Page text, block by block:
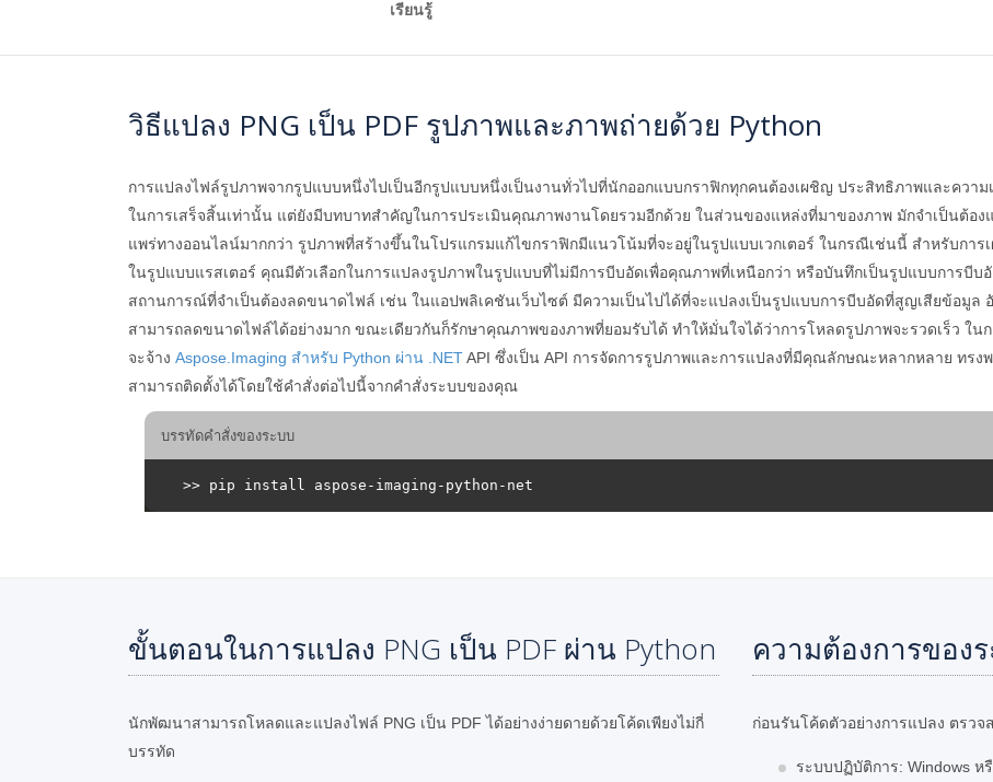
เรียนรู้
วิธีแปลง PNG เป็น PDF รูปภาพและภาพถ่ายด้วย Python
การแปลงไฟล์รูปภาพจากรูปแบบหนึ่งไปเป็นอีกรูปแบบหนึ่งเป็นงานทั่วไปที่นักออกแบบกราฟิกทุกคนต้องเผชิญ ประสิทธิภาพและความ
ในการเสร็จสิ้นเท่านั้น แต่ยังมีบทบาทสำคัญในการประเมินคุณภาพงานโดยรวมอีกด้วย ในส่วนของแหล่งที่มาของภาพ มักจำเป็นต้อง
แพร่ทางออนไลน์มากกว่า รูปภาพที่สร้างขึ้นในโปรแกรมแก้ไขกราฟิกมีแนวโน้มที่จะอยู่ในรูปแบบเวกเตอร์ ในกรณีเช่นนี้ สำหรับการ
ในรูปแบบแรสเตอร์ คุณมีตัวเลือกในการแปลงรูปภาพในรูปแบบที่ไม่มีการบีบอัดเพื่อคุณภาพที่เหนือกว่า หรือบันทึกเป็นรูปแบบการบี
สถานการณ์ที่จำเป็นต้องลดขนาดไฟล์ เช่น ในแอปพลิเคชันเว็บไซต์ มีความเป็นไปได้ที่จะแปลงเป็นรูปแบบการบีบอัดที่สูญเสียข้อมูล
สามารถลดขนาดไฟล์ได้อย่างมาก ขณะเดียวกันก็รักษาคุณภาพของภาพที่ยอมรับได้ ทำให้มั่นใจได้ว่าการโหลดรูปภาพจะรวดเร็ว ในก
จะจ้าง Aspose.Imaging สำหรับ Python ผ่าน .NETAPI ซึ่งเป็น API การจัดการรูปภาพและการแปลงที่มีคุณลักษณะหลากหลาย ทร
สามารถติดตั้งได้โดยใช้คำสั่งต่อไปนี้จากคำสั่งระบบของคุณ
บรรทัดคำสั่งของระบบ
ขั้นตอนในการแปลง PNG เป็น PDF ผ่าน Python
นักพัฒนาสามารถโหลดและแปลงไฟล์ PNG เป็น PDF ได้อย่างง่ายดายด้วยโค้ดเพียงไม่กี่
บรรทัด
ความต้องการของ
ก่อนรันโค้ดตัวอย่างการแปลง ตรว
ระบบปฏิบัติการ: Windows ห